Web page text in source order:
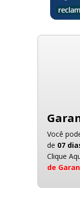
Você
de 07
Clique
de